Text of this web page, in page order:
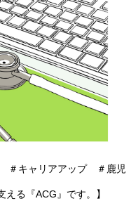
キャリアアップ ＃鹿児
える『ACG』です。】